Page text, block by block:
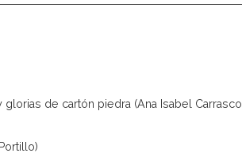
de cartón piedra (Ana Isabel Carrasco